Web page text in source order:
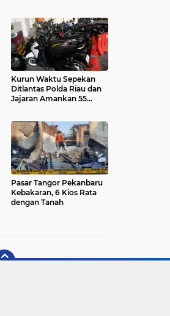
Kurun Waktu Sepekan
Ditlantas Polda Riau dan
Jajaran Amankan 55
Pasar Tangor Pekanbaru
Kebakaran, 6 Kios Rata
dengan Tanah